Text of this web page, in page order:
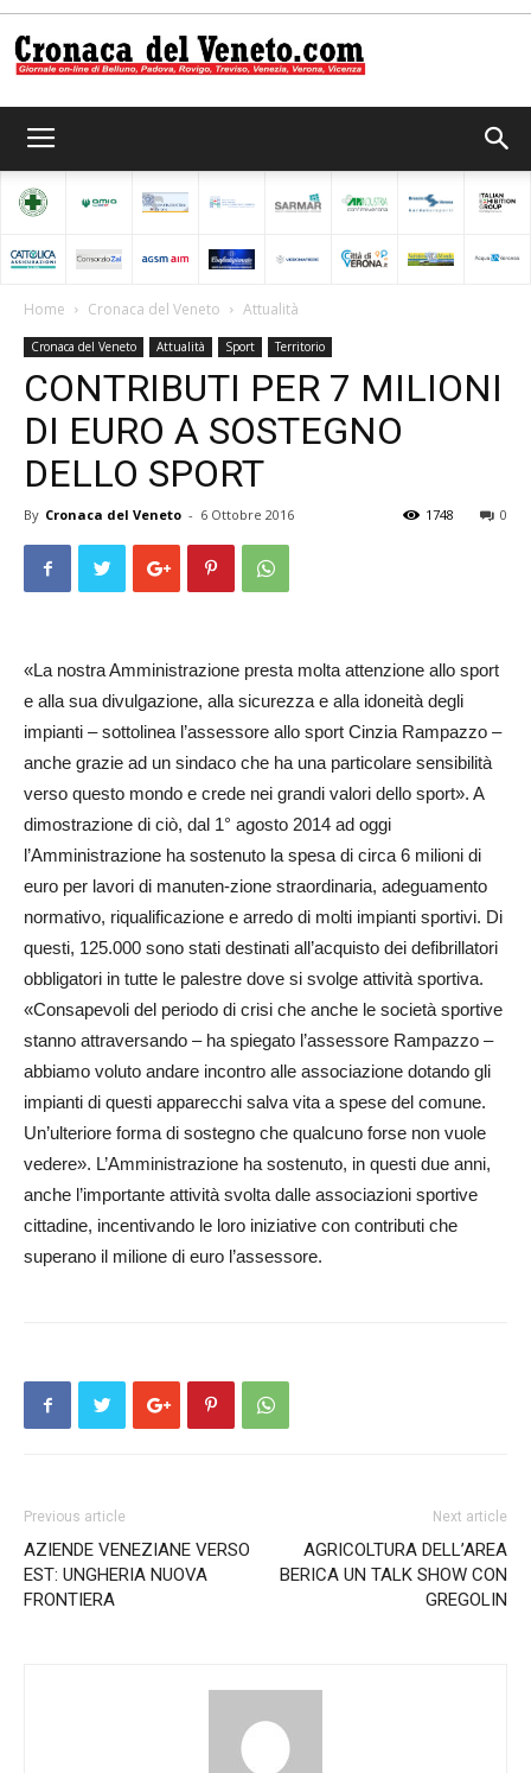
del
Veneto
Home Cronaca del Veneto Attualità
Cronaca del Veneto Attualità Sport Territorio
CONTRIBUTI PER 7 MILIONI
DI EURO A SOSTEGNO
DELLO SPORT
By Cronaca del Veneto - 6 Ottobre 2016 0
1748
«La nostra Amministrazione presta molta attenzione allo sport
e alla sua divulgazione, alla sicurezza e alla idoneità degli
impianti – sottolinea l’assessore allo sport Cinzia Rampazzo –
anche grazie ad un sindaco che ha una particolare sensibilità
verso questo mondo e crede nei grandi valori dello sport». A
dimostrazione di ciò, dal 1° agosto 2014 ad oggi
l’Amministrazione ha sostenuto la spesa di circa 6 milioni di
euro per lavori di manuten­­­­­-­­zione straordinaria, adeguamento
normativo, riqualificazione e arredo di molti impianti sportivi. Di
questi, 125.000 sono stati destinati all’acquisto dei defibrillatori
obbligatori in tutte le palestre dove si svolge attività sportiva.
«Consapevoli del periodo di crisi che anche le società sportive
stanno attraversando – ha spiegato l’assessore Rampazzo –
abbiamo voluto andare incontro alle associazione dotando gli
impianti di questi apparecchi salva vita a spese del comune.
Un’ulteriore forma di sostegno che qualcuno forse non vuole
vedere». L’Amministra­zione ha sostenuto, in questi due anni,
anche l’importante attività svolta dalle associazioni sportive
cittadine, incentivando le loro iniziative con contributi che
superano il milione di euro l’assessore.
Previous article
AZIENDE VENEZIANE VERSO
EST: UNGHERIA NUOVA
FRONTIERA
Next article
AGRICOLTURA DELL’AREA
BERICA UN TALK SHOW CON
GREGOLIN